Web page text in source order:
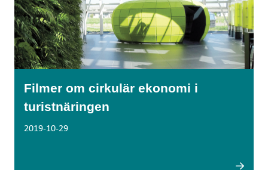
Filmer om cirkulär ekonomi i
turistnäringen
2019-10-29